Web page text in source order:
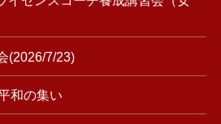
(2026/7/23)
和の集い